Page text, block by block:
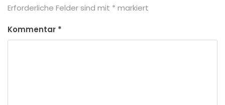
Erforderliche Felder sind mit * markiert
Kommentar *